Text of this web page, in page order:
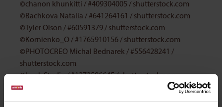
©chanon khunkitti / #409304005 / shutterstock.com
©Bachkova Natalia / #641264161 / shutterstock.com
©Tyler Olson / #60591379/ shutterstock.com
©Kornienko_O / #1765910156/ shutterstock.com
©PHOTOCREO Michal Bednarek / #556428241 /
shutterstock.com
©Look Studio/#1272586645/shutterstock.com
©elwynn